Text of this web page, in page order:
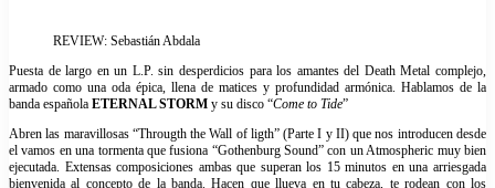
REVIEW: Sebastián Abdala
Puesta de largo en un L.P. sin desperdicios para los amantes del Death Metal complejo,
armado como una oda épica, llena de matices y profundidad armónica. Hablamos de la
banda española ETERNAL STORM y su disco “Come to Tide”
Abren las maravillosas “Througth the Wall of ligth” (Parte I y II) que nos introducen desde
el vamos en una tormenta que fusiona “Gothenburg Sound” con un Atmospheric muy bien
ejecutada. Extensas composiciones ambas que superan los 15 minutos en una arriesgada
bienvenida al concepto de la banda. Hacen que llueva en tu cabeza, te rodean con los